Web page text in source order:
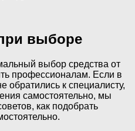
выборе
выбор средства от
профессионалам. Если в
обратились к специалисту,
самостоятельно, мы
как подобрать